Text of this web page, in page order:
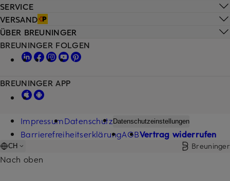
SERVICE
VERSAND
ÜBER BREUNINGER
BREUNINGER FOLGEN
BREUNINGER APP
ImpressumDatenschutz Datenschutzeinstellungen
BarrierefreiheitserklärungAGBVertrag widerrufen
CH Breuninger
Nach oben